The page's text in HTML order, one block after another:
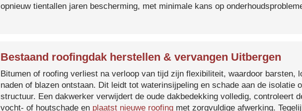
opnieuw tientallen jaren bescherming, met minimale kans op
Bestaand roofingdak herstellen & vervangen Uitbergen
Bitumen of roofing verliest na verloop van tijd zijn flexibiliteit, waardoor barsten,
naden of blazen ontstaan. Dit leidt tot waterinsijpeling en schade aan de isolatie
structuur. Een dakwerker verwijdert de oude dakbedekking volledig, controleert
vocht- of houtschade en plaatst nieuwe roofing met zorgvuldige afwerking.